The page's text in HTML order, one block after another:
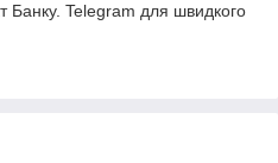
Банку. Telegram для швидкого